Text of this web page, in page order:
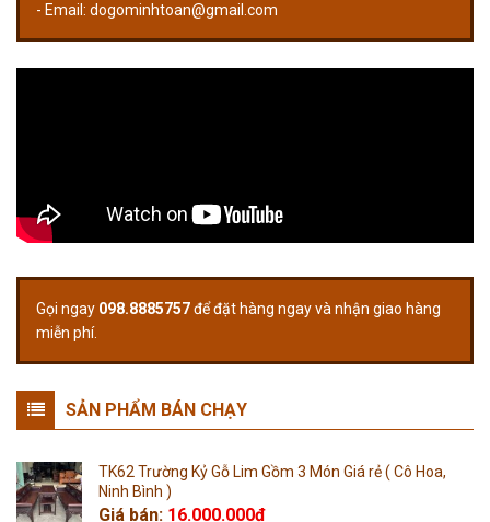
- Email: dogominhtoan@gmail.com
Gọi ngay 098.8885757để đặt hàng ngay và nhận giao hàng
miễn phí.
SẢN PHẨM BÁN CHẠY
TK62 Trường Kỷ Gỗ Lim Gồm 3 Món Giá rẻ ( Cô Hoa,
Ninh Bình )
Giá bán: 16.000.000₫